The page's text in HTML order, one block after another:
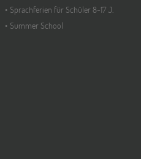
Sprachferien für Schüler 8-17 J.
Summer School